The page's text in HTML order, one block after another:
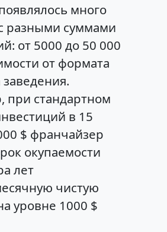
много
разными суммами
от 5000 до 50 000
от формата
при стандартном
в 15
$ франчайзер
окупаемости
лет
чистую
уровне 1000 $